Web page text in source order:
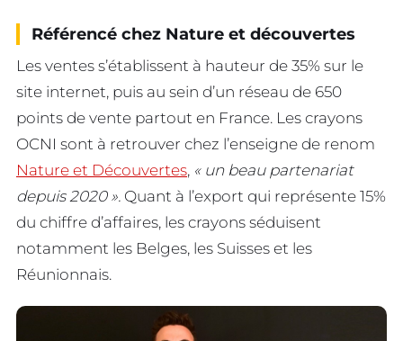
Référencé chez Nature et découvertes
Les ventes s’établissent à hauteur de 35% sur le
site internet, puis au sein d’un réseau de 650
points de vente partout en France. Les crayons
OCNI sont à retrouver chez l’enseigne de renom
Nature et Découvertes, « un beau partenariat
depuis 2020 ». Quant à l’export qui représente 15%
du chiffre d’affaires, les crayons séduisent
notamment les Belges, les Suisses et les
Réunionnais.